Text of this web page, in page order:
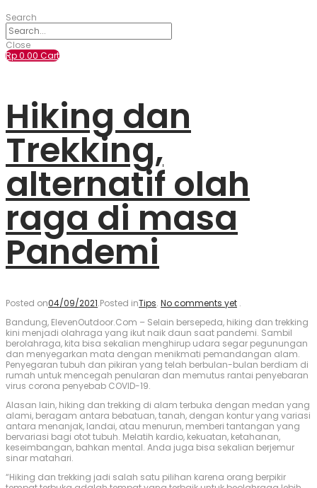
Search
Close
Rp0.00 Cart
Hiking dan
Trekking,
alternatif olah
raga di masa
Pandemi
Posted on04/09/2021.Posted inTips. No comments yet .
Bandung, ElevenOutdoor.Com – Selain bersepeda, hiking dan trekking
kini menjadi olahraga yang ikut naik daun saat pandemi. Sambil
berolahraga, kita bisa sekalian menghirup udara segar pegunungan
dan menyegarkan mata dengan menikmati pemandangan alam.
Penyegaran tubuh dan pikiran yang telah berbulan-bulan berdiam di
rumah untuk mencegah penularan dan memutus rantai penyebaran
virus corona penyebab COVID-19.
Alasan lain, hiking dan trekking di alam terbuka dengan medan yang
alami, beragam antara bebatuan, tanah, dengan kontur yang variasi
antara menanjak, landai, atau menurun, memberi tantangan yang
bervariasi bagi otot tubuh. Melatih kardio, kekuatan, ketahanan,
keseimbangan, bahkan mental. Anda juga bisa sekalian berjemur
sinar matahari.
“Hiking dan trekking jadi salah satu pilihan karena orang berpikir